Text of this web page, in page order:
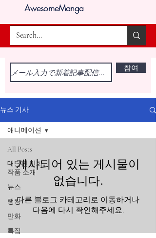
AwesomeManga
참여
뉴스 기사
All Posts
대단한 만화
작품 소개
뉴스
랭킹
만화
특집
애니메이션
게시되어 있는 게시물이
없습니다.
다른 블로그 카테고리로 이동하거나
다음에 다시 확인해주세요.